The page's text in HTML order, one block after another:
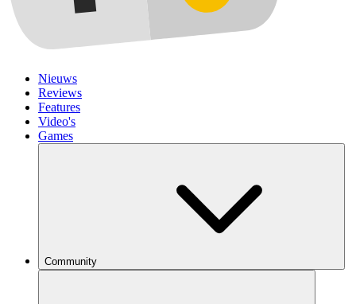
Nieuws
Reviews
Features
Video's
Games
Community